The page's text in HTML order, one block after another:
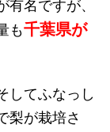
名ですが、
も千葉県が
してふなっし
梨が栽培さ